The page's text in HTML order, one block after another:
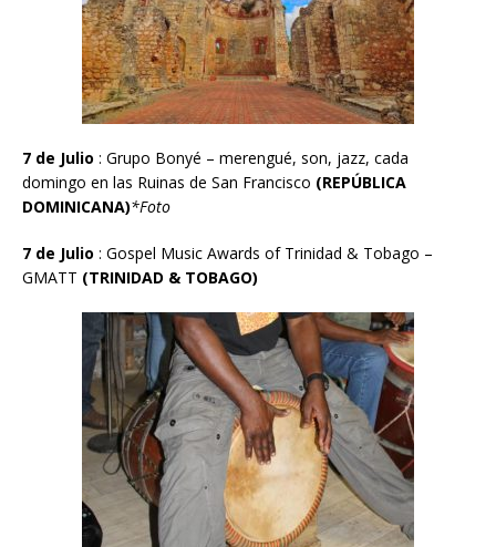
7 de Julio : Grupo Bonyé – merengué, son, jazz, cada
domingo en las Ruinas de San Francisco (REPÚBLICA
DOMINICANA)*Foto
7 de Julio : Gospel Music Awards of Trinidad & Tobago –
GMATT (TRINIDAD & TOBAGO)